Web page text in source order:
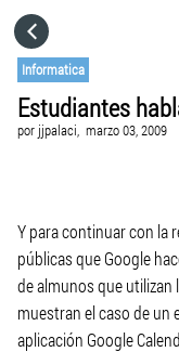
Informatica
Estudiantes
por jjpalaci, marzo 03, 2009
Y para continuar con la
públicas que Google
de almunos que utilizan
muestran el caso de un
aplicación Google